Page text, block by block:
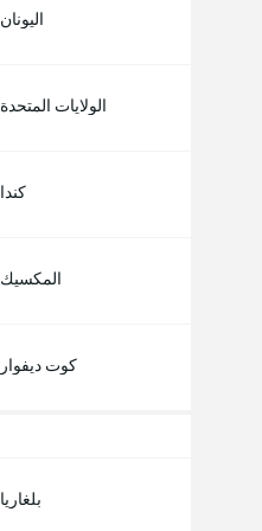
اليونان
الولايات المتحدة
كندا
المكسيك
كوت ديفوار
بلغاريا